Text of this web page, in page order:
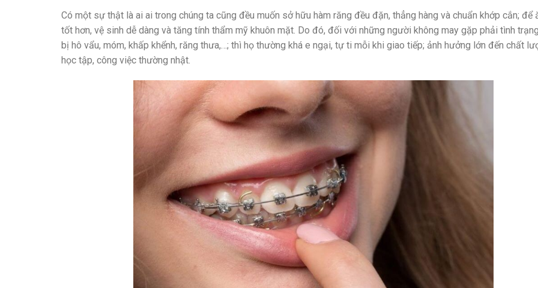
Có một sự thật là ai ai trong chúng ta cũng đều muốn sở hữu hàm răng đều đặn, thẳng hàng và chuẩn khớp cắn; để
tốt hơn, vệ sinh dễ dàng và tăng tính thẩm mỹ khuôn mặt. Do đó, đối với những người không may gặp phải tình
bị hô vẩu, móm, khấp khểnh, răng thưa,…; thì họ thường khá e ngại, tự ti mỗi khi giao tiếp; ảnh hưởng lớn đến chất
học tập, công việc thường nhật.